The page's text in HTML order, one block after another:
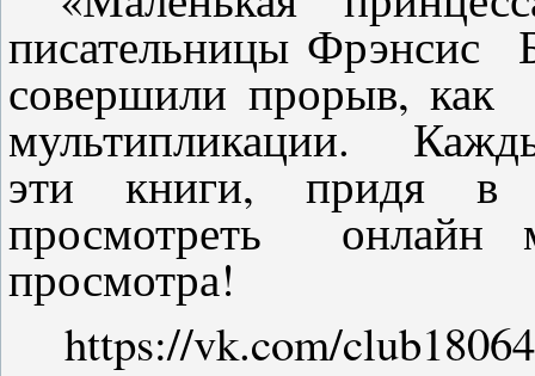
писательницы Фрэнсис
совершили прорыв,
мультипликации.
эти книги, придя в
просмотреть онлайн
просмотра!
https://vk.com/